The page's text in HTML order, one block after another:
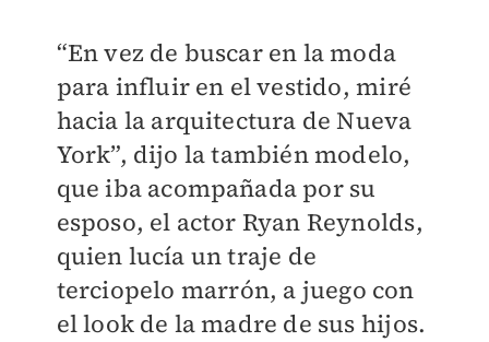
“En vez de buscar en la moda
para influir en el vestido, miré
hacia la arquitectura de Nueva
York”, dijo la también modelo,
que iba acompañada por su
esposo, el actor Ryan Reynolds,
quien lucía un traje de
terciopelo marrón, a juego con
el look de la madre de sus hijos.